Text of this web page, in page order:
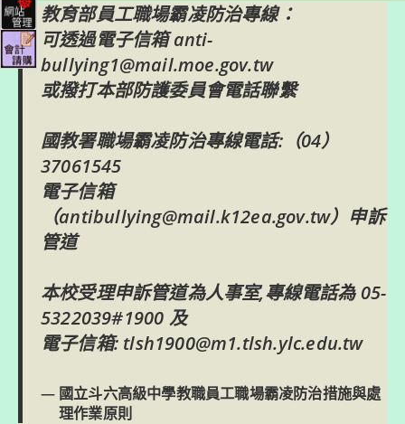
教育部員工職場霸凌防治專線：
可透過電子信箱 anti-
bullying1@mail.moe.gov.tw
或撥打本部防護委員會電話聯繫
國教署職場霸凌防治專線電話:（04）
37061545
電子信箱
（antibullying@mail.k12ea.gov.tw）申訴
管道
本校受理申訴管道為人事室,專線電話為 05-
5322039#1900 及
電子信箱: tlsh1900@m1.tlsh.ylc.edu.tw
國立斗六高級中學教職員工職場霸凌防治措施與處
理作業原則